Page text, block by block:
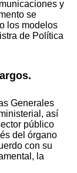
y
se
los modelos
de Política
Generales
así
público
del órgano
con su
la